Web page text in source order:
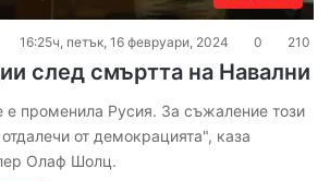
16:25ч, петък, 16 февруари, 2024 0 210
след смъртта на Навални
е променила Русия. За съжаление този
от демокрацията", каза
Олаф Шолц.